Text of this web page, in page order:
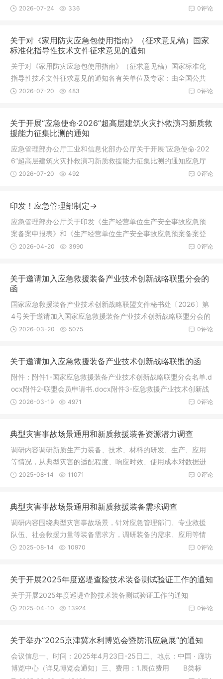
0评论
2026-07-24 336
关于对《家用防灾应急包使用指南》（征求意见稿）国家
标准化指导性技术文件征求意见的通知
关于对《家用防灾应急包使用指南》（征求意见稿）国家标准化
指导性技术文件征求意见的通知各有关单位及专家：由全国公共
安全基础
0评论
2026-07-20 483
关于开展“应急使命·2026”超高层建筑火灾扑救演习新质救
援能力征集比测的通知
应急管理部办公厅工业和信息化部办公厅关于开展“应急使命·202
6”超高层建筑火灾扑救演习新质救援能力征集比测的通知应急厅
函〔
0评论
2026-07-20 492
印发！应急管理部制定→
应急管理部办公厅关于印发《生产经营单位生产安全事故应急预
案备案申报表》和《生产经营单位生产安全事故应急预案备案登
记表》的
0评论
2026-04-20 3990
关于邀请加入应急救援装备产业技术创新战略联盟分会的
函
国家应急救援装备产业技术创新战略联盟文件秘书处〔2026〕第
4号关于邀请加入国家应急救援装备产业技术创新战略联盟分会的
函各有
0评论
2026-03-20 5075
关于邀请加入应急救援装备产业技术创新战略联盟的函
附件：附件1-国家应急救援装备产业技术创新战略联盟分会名单.d
ocx附件2-联盟会员申请书.docx附件3-应急救援产业技术创新战
略联盟
0评论
2026-03-19 4971
典型灾害事故场景通用和新质救援装备资源潜力调查
调研内容调研新质生产力装备、技术、材料的研发、生产、应用
等情况，从典型灾害的适配程度、响应时效、使用成本对数据进
行总体分
0评论
2025-08-14 11071
典型灾害事故场景通用和新质救援装备需求调查
调研内容围绕典型灾害事故场景，针对应急管理部门、专业救援
队伍、社会救援力量等装备需求方，调研装备的需求、应用等情
况，从典
0评论
2025-08-14 10970
关于开展2025年度巡堤查险技术装备测试验证工作的通知
关于开展2025年度巡堤查险技术装备测试验证工作的通知
0评论
2025-04-10 13924
关于举办“2025京津冀水利博览会暨防汛应急展”的通知
会议信息一、时间：2025年4月23日-25日二、地点：中国 · 廊坊
博览中心（详见博览会通知）三、费用：1.展位费用 B类标